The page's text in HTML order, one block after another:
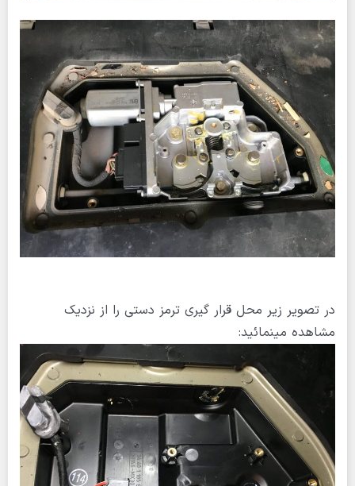
در تصویر زیر محل قرار گیری ترمز دستی را از نزدیک
مشاهده مینمائید: